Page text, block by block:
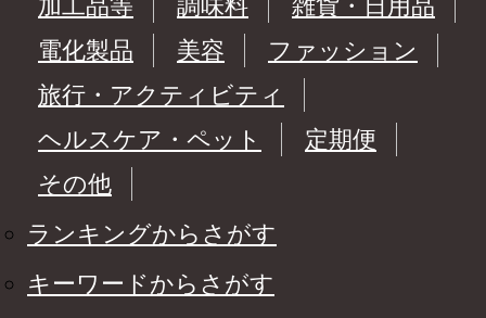
加工品等
調味料
雑貨・日用品
電化製品
美容
ファッション
旅行・アクティビティ
ヘルスケア・ペット
定期便
その他
ランキングからさがす
キーワードからさがす